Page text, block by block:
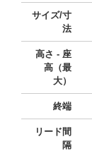
サイズ/寸
法
高さ - 座
高（最
大）
終端
リード間
隔